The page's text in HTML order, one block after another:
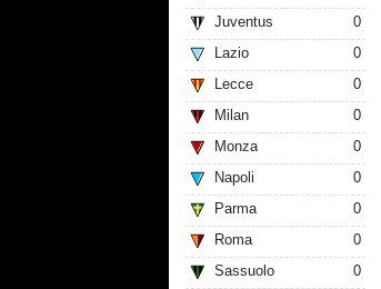
Juventus
0
Lazio
0
Lecce
0
Milan
0
Monza
0
Napoli
0
Parma
0
Roma
0
Sassuolo
0